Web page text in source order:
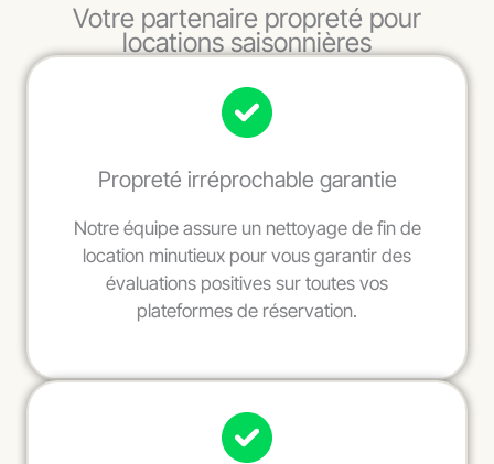
Votre partenaire propreté pour
locations saisonnières
Propreté irréprochable garantie
Notre équipe assure un nettoyage de fin de
location minutieux pour vous garantir des
évaluations positives sur toutes vos
plateformes de réservation.